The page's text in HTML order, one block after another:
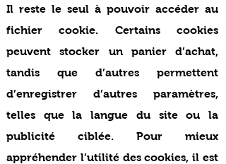
Il reste le seul à pouvoir accéder au
fichier cookie. Certains cookies
peuvent stocker un panier d’achat,
tandis que d’autres permettent
d’enregistrer d’autres paramètres,
telles que la langue du site ou la
publicité ciblée. Pour mieux
appréhender l’utilité des cookies, il est